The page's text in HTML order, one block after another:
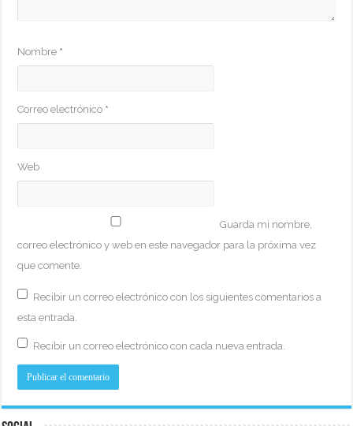
Nombre *
Correo electrónico *
Web
Guarda mi nombre,
correo electrónico y web en este navegador para la próxima vez
que comente.
Recibir un correo electrónico con los siguientes comentarios a
esta entrada.
Recibir un correo electrónico con cada nueva entrada.